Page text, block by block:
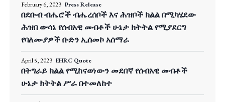
February 6, 2023 Press Release
በደቡብ ብሔሮች ብሔረሰቦች እና ሕዝቦች ክልል በሚካሄደው
ሕዝበ ውሳኔ የሰብአዊ መብቶች ሁኔታ ክትትል የሚያደርግ
የባለሙያዎች ቡድን ኢሰመኮ አሰማራ
April 5, 2023 EHRC Quote
በትግራይ ክልል የሚከናወነውን መደበኛ የሰብአዊ መብቶች
ሁኔታ ክትትል ሥራ በተመለከተ